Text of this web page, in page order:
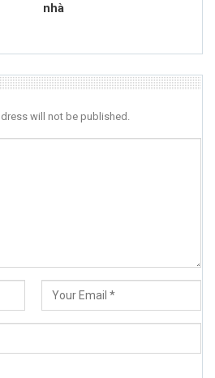
nhà
will not be published.